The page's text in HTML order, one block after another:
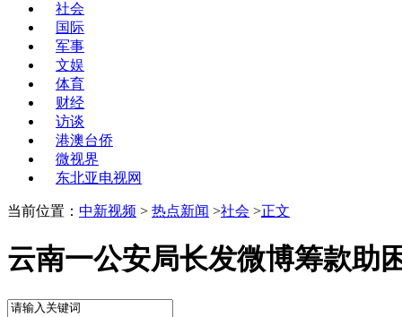
社会
国际
军事
文娱
体育
财经
访谈
港澳台侨
微视界
东北亚电视网
当前位置： 中新视频 > 热点新闻 >社会 >正文
云南一公安局长发微博筹款助